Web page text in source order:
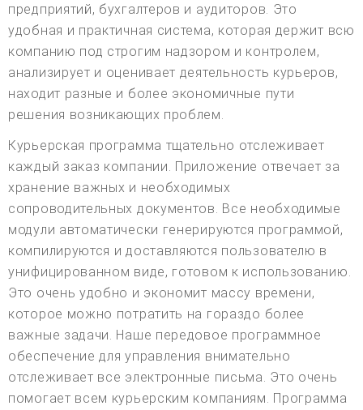
предприятий, бухгалтеров и аудиторов. Это
удобная и практичная система, которая держит всю
компанию под строгим надзором и контролем,
анализирует и оценивает деятельность курьеров,
находит разные и более экономичные пути
решения возникающих проблем.
Курьерская программа тщательно отслеживает
каждый заказ компании. Приложение отвечает за
хранение важных и необходимых
сопроводительных документов. Все необходимые
модули автоматически генерируются программой,
компилируются и доставляются пользователю в
унифицированном виде, готовом к использованию.
Это очень удобно и экономит массу времени,
которое можно потратить на гораздо более
важные задачи. Наше передовое программное
обеспечение для управления внимательно
отслеживает все электронные письма. Это очень
помогает всем курьерским компаниям. Программа